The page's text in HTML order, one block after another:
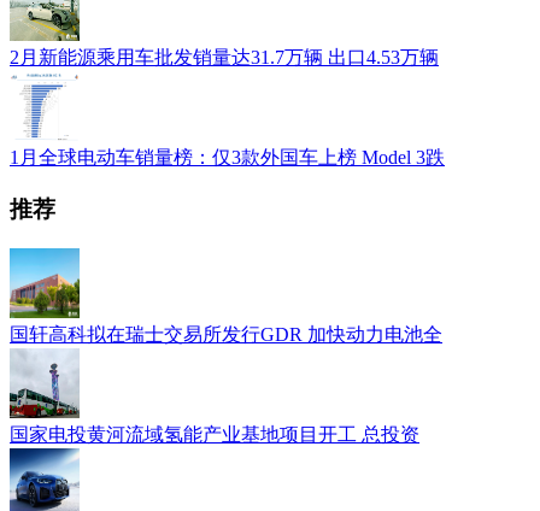
2月新能源乘用车批发销量达31.7万辆 出口4.53万辆
1月全球电动车销量榜：仅3款外国车上榜 Model 3跌
推荐
国轩高科拟在瑞士交易所发行GDR 加快动力电池全
国家电投黄河流域氢能产业基地项目开工 总投资